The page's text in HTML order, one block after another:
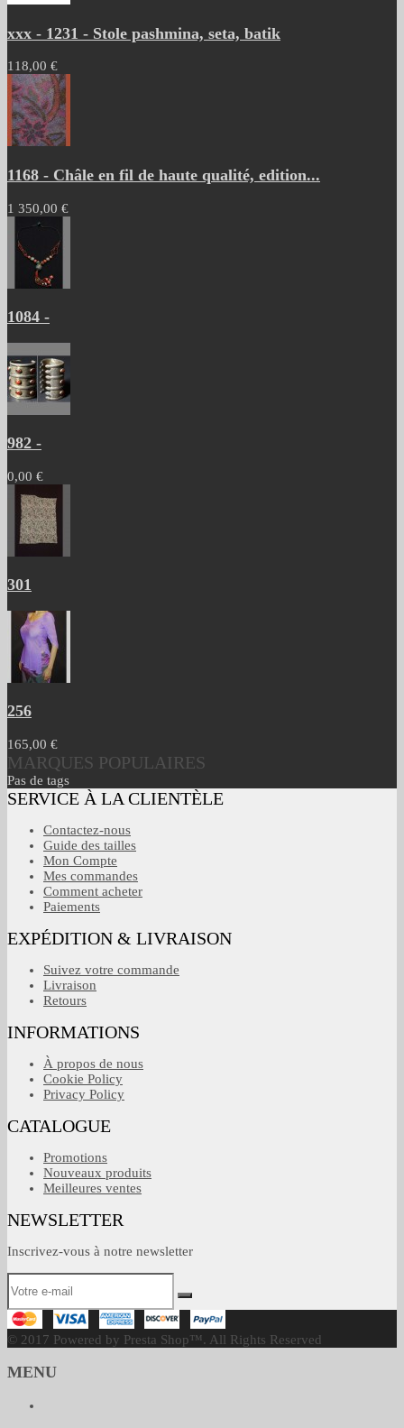
xxx - 1231 - Stole pashmina, seta, batik
118,00 €
1168 - Châle en fil de haute qualité, edition...
1 350,00 €
1084 -
982 -
0,00 €
301
256
165,00 €
MARQUES POPULAIRES
Pas de tags
SERVICE À LA CLIENTÈLE
Contactez-nous
Guide des tailles
Mon Compte
Mes commandes
Comment acheter
Paiements
EXPÉDITION & LIVRAISON
Suivez votre commande
Livraison
Retours
INFORMATIONS
À propos de nous
Cookie Policy
Privacy Policy
CATALOGUE
Promotions
Nouveaux produits
Meilleures ventes
NEWSLETTER
Inscrivez-vous à notre newsletter
© 2017 Powered by Presta Shop™. All Rights Reserved
MENU